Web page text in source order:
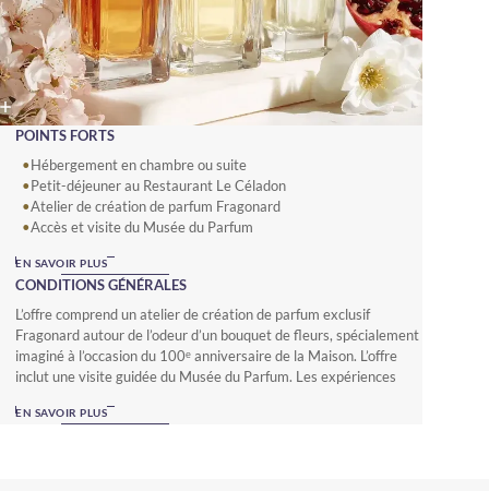
POINTS FORTS
Hébergement en chambre ou suite
Petit-déjeuner au Restaurant Le Céladon
Atelier de création de parfum Fragonard
Accès et visite du Musée du Parfum
-10 % en boutique Fragonard
Wifi gratuit jusqu'à 5 Mo
EN SAVOIR PLUS
CONDITIONS GÉNÉRALES
L’offre comprend un atelier de création de parfum exclusif
Fragonard autour de l’odeur d’un bouquet de fleurs, spécialement
imaginé à l’occasion du 100ᵉ anniversaire de la Maison. L’offre
inclut une visite guidée du Musée du Parfum. Les expériences
chinois, selon les créneaux disponibles au moment de la
EN SAVOIR PLUS